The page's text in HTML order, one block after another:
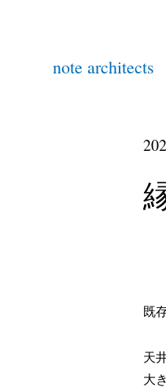
note architects
既
天
大